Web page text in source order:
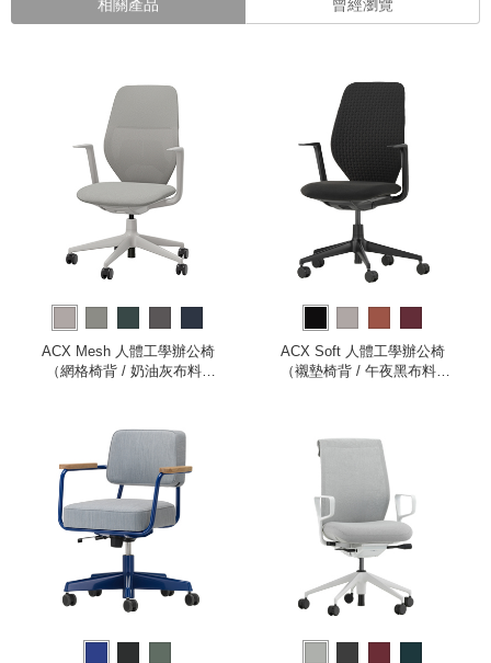
相關產品 曾經瀏覽
ACX Mesh 人體工學辦公椅
（網格椅背 / 奶油灰布料 /
ACX Soft 人體工學辦公椅
（襯墊椅背 / 午夜黑布料 /